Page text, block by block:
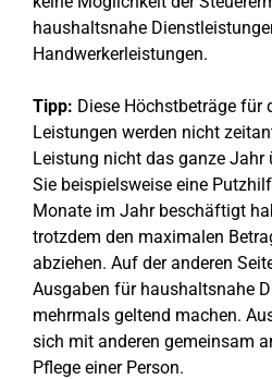
haushaltsnahe
Handwerkerleistungen.
Tipp: Diese Höchstbeträge für
Leistungen werden nicht
Leistung nicht das ganze Jahr
Sie beispielsweise eine
Monate im Jahr beschäftigt
trotzdem den maximalen
abziehen. Auf der anderen
Ausgaben für haushaltsnahe
mehrmals geltend machen.
sich mit anderen gemeinsam
Pflege einer Person.